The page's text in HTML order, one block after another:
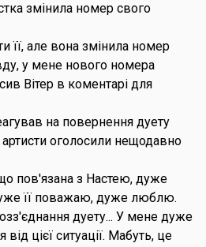
змінила номер свого
її, але вона змінила номер
у мене нового номера
Вітер в коментарі для
на повернення дуету
оголосили нещодавно
пов'язана з Настею, дуже
її поважаю, дуже люблю.
дуету... У мене дуже
цієї ситуації. Мабуть, це